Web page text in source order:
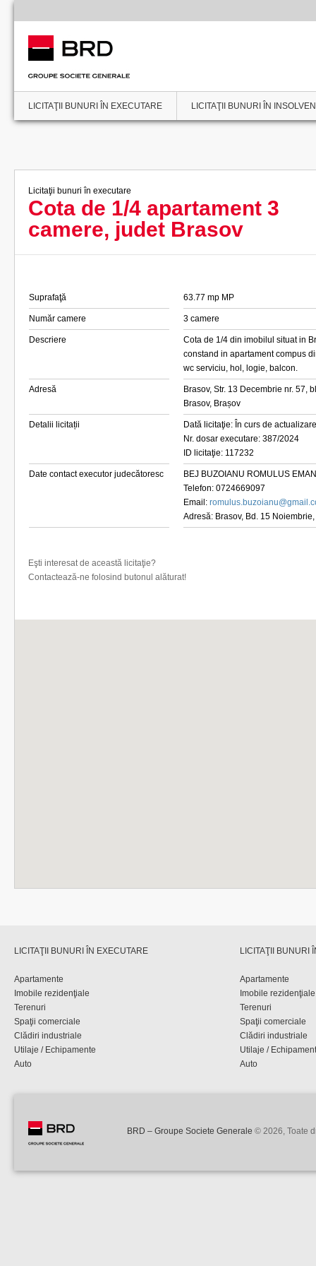
LICITAŢII BUNURI ÎN EXECUTARE LICITAŢII BUNURI ÎN
Licitaţii bunuri în executare
Cota de 1/4 apartament 3
camere, judet Brasov
Suprafaţă 63.77 mp MP
Număr camere 3 camere
Descriere
Cota de 1/4 din imobilul situat in
constand in apartament compus
wc serviciu, hol, logie, balcon.
Adresă
Brasov, Str. 13 Decembrie nr. 57,
Brasov, Brașov
Detalii licitații
Dată licitaţie: În curs de actualizare
Nr. dosar executare: 387/2024
ID licitaţie: 117232
Date contact executor judecătoresc
BEJ BUZOIANU ROMULUS
Telefon: 0724669097
Email:
Adresă: Brasov, Bd. 15
Eşti interesat de această licitaţie?
Contactează-ne folosind butonul alăturat!
LICITAŢII BUNURI ÎN EXECUTARE
Apartamente
Imobile rezidenţiale
Terenuri
Spaţii comerciale
Clădiri industriale
Utilaje / Echipamente
Auto
LICITAŢII BUNURI
Apartamente
Imobile rezidenţiale
Terenuri
Spaţii comerciale
Clădiri industriale
Utilaje /
Auto
BRD – Groupe Societe Generale © 2026, Toate